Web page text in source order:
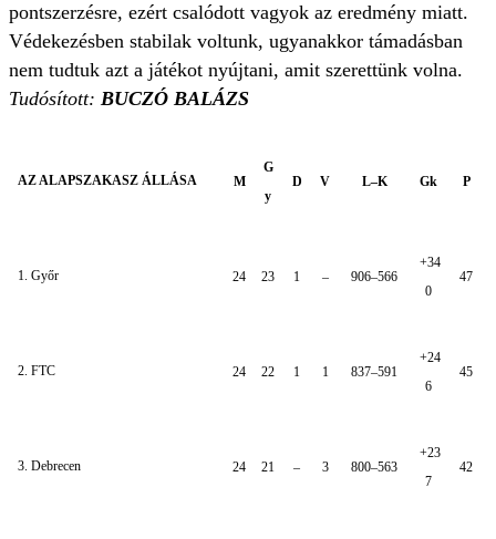
pontszerzésre, ezért csalódott vagyok az eredmény miatt.
Védekezésben stabilak voltunk, ugyanakkor támadásban
nem tudtuk azt a játékot nyújtani, amit szerettünk volna.
Tudósított: BUCZÓ BALÁZS
AZ ALAPSZAKASZ ÁLLÁSA M
G
y
D V L–K Gk P
1. Győr 24 23 1 – 906–566
+34
0
47
2. FTC 24 22 1 1 837–591
+24
6
45
3. Debrecen 24 21 – 3 800–563
+23
7
42